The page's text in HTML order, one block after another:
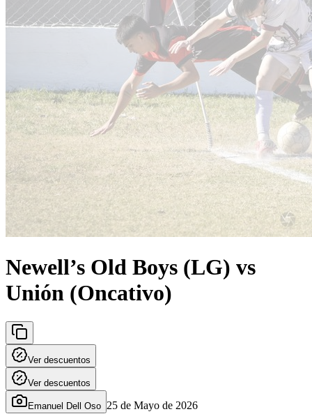
Newell’s Old Boys (LG) vs
Unión (Oncativo)
Ver descuentos
Ver descuentos
Emanuel Dell Oso 25 de Mayo de 2026